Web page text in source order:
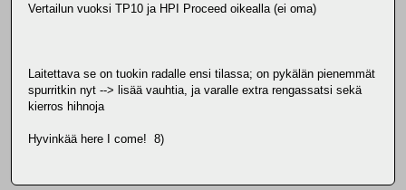
Vertailun vuoksi TP10 ja HPI Proceed oikealla (ei oma)
Laitettava se on tuokin radalle ensi tilassa; on pykälän pienemmät
spurritkin nyt --> lisää vauhtia, ja varalle extra rengassatsi sekä
kierros hihnoja
Hyvinkää here I come! 8)